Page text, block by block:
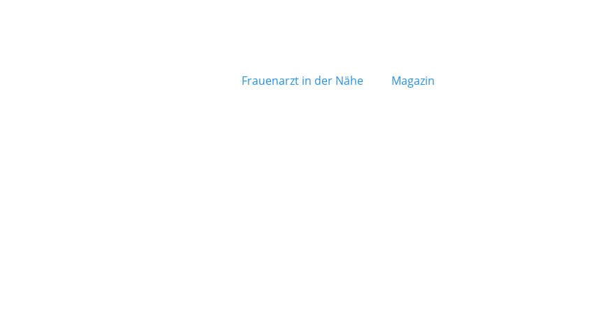
Frauenarzt in der Nähe Magazin